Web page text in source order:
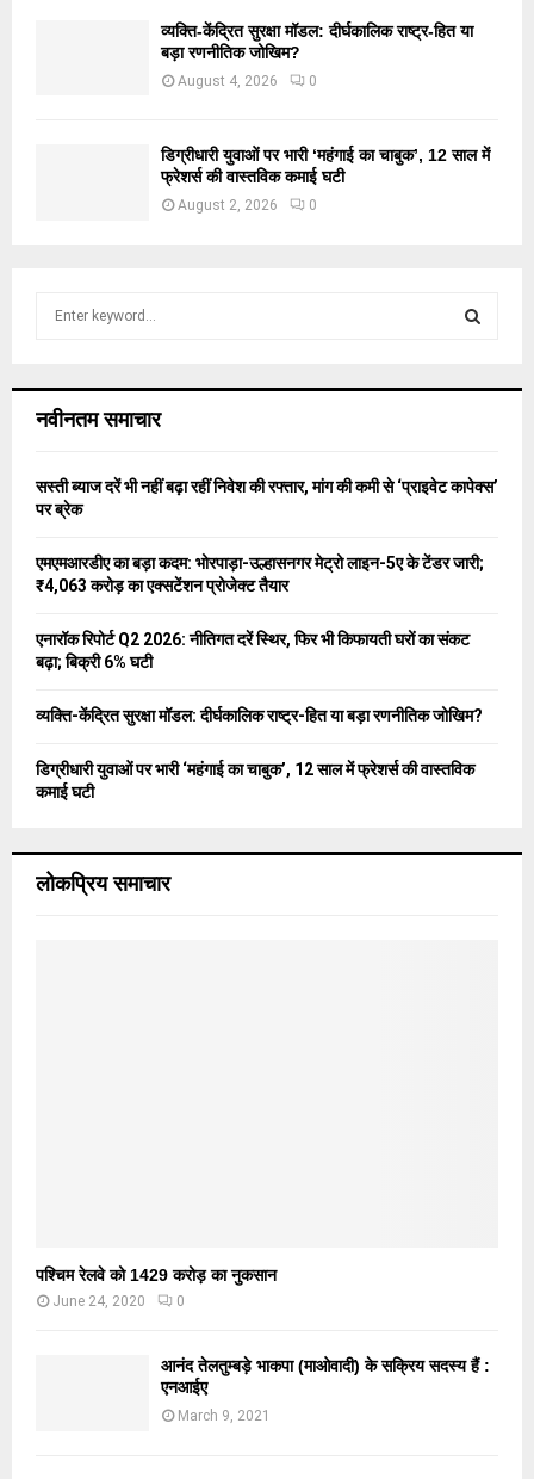
व्यक्ति-केंद्रित सुरक्षा मॉडल: दीर्घकालिक राष्ट्र-हित या
बड़ा रणनीतिक जोखिम?
August 4, 2026 0
डिग्रीधारी युवाओं पर भारी ‘महंगाई का चाबुक’, 12 साल में
फ्रेशर्स की वास्तविक कमाई घटी
August 2, 2026 0
h
o
r
C
नवीनतम समाचार
सस्ती ब्याज दरें भी नहीं बढ़ा रहीं निवेश की रफ्तार, मांग की कमी से ‘प्राइवेट कापेक्स’
पर ब्रेक
एमएमआरडीए का बड़ा कदम: भोरपाड़ा-उल्हासनगर मेट्रो लाइन-5ए के टेंडर जारी;
₹4,063 करोड़ का एक्सटेंशन प्रोजेक्ट तैयार
एनारॉक रिपोर्ट Q2 2026: नीतिगत दरें स्थिर, फिर भी किफायती घरों का संकट
बढ़ा; बिक्री 6% घटी
व्यक्ति-केंद्रित सुरक्षा मॉडल: दीर्घकालिक राष्ट्र-हित या बड़ा रणनीतिक जोखिम?
डिग्रीधारी युवाओं पर भारी ‘महंगाई का चाबुक’, 12 साल में फ्रेशर्स की वास्तविक
कमाई घटी
लोकप्रिय समाचार
पश्चिम रेलवे को 1429 करोड़ का नुकसान
June 24, 2020 0
आनंद तेलतुम्बड़े भाकपा (माओवादी) के सक्रिय सदस्य हैं :
एनआईए
March 9, 2021